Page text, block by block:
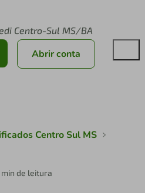
Centro-Sul MS/BA
Abrir conta
Centro Sul MS
min de leitura